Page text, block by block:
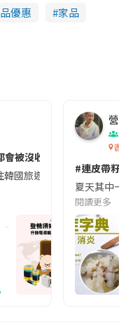
優惠
家品
被沒收😱出發前切記檢查
韓國旅遊的民眾，近期要
營養
香港
#連皮帶籽
夏天其中一
閱讀更多